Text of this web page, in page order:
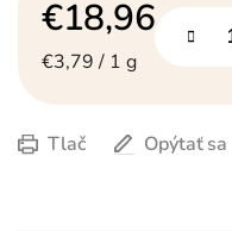
€18,96
Jednotková cena:
€3,79 / 1 g
Tlač Opýtať sa